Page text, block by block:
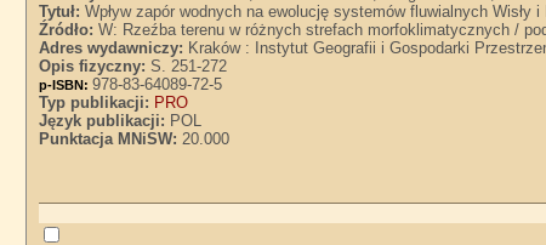
Tytuł:Wpływ zapór wodnych na ewolucję systemów fluwialnych
Źródło:W: Rzeźba terenu w różnych strefach morfoklimatycznych /
Adres wydawniczy: Kraków : Instytut Geografii i Gospodarki
Opis fizyczny:S. 251-272
p-ISBN:978-83-64089-72-5
Typ publikacji: PRO
Język publikacji: POL
Punktacja MNiSW:20.000